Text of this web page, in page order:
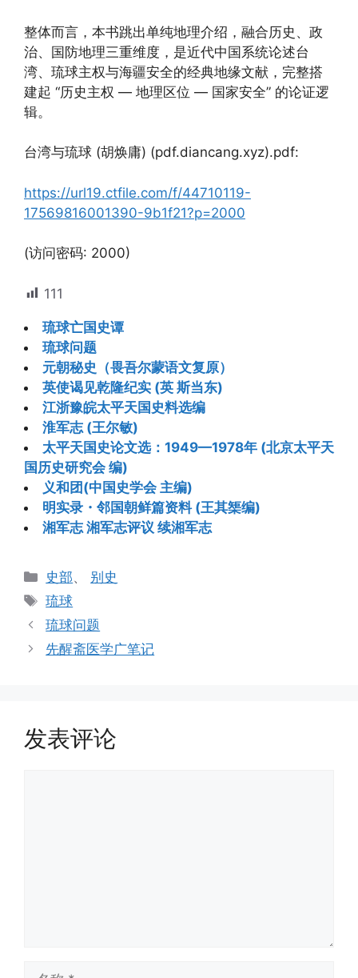
整体而言，本书跳出单纯地理介绍，融合历史、政
治、国防地理三重维度，是近代中国系统论述台
湾、琉球主权与海疆安全的经典地缘文献，完整搭
建起 “历史主权 — 地理区位 — 国家安全” 的论证逻
辑。
台湾与琉球 (胡焕庸) (pdf.diancang.xyz).pdf:
https://url19.ctfile.com/f/44710119-
17569816001390-9b1f21?p=2000
(访问密码: 2000)
111
琉球亡国史谭
琉球问题
元朝秘史（畏吾尔蒙语文复原）
英使谒见乾隆纪实 (英 斯当东)
江浙豫皖太平天国史料选编
淮军志 (王尔敏)
太平天国史论文选：1949—1978年 (北京太平天
国历史研究会 编)
义和团(中国史学会 主编)
明实录・邻国朝鲜篇资料 (王其榘编)
湘军志 湘军志评议 续湘军志
分
类
史部、 别史
标
签
琉球
琉球问题
先醒斋医学广笔记
发表评论